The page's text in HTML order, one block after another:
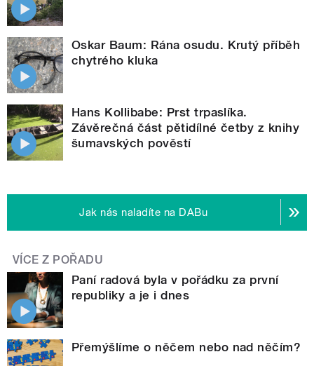
Oskar Baum: Rána osudu. Krutý příběh
chytrého kluka
Hans Kollibabe: Prst trpaslíka.
Závěrečná část pětidílné četby z knihy
šumavských pověstí
Jak nás naladíte na DABu
VÍCE Z POŘADU
Paní radová byla v pořádku za první
republiky a je i dnes
Přemýšlíme o něčem nebo nad něčím?